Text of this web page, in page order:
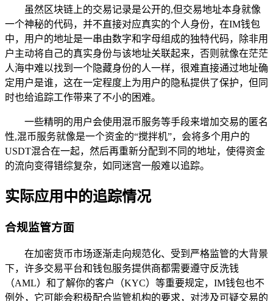
虽然区块链上的交易记录是公开的,但交易地址本身就像
一个神秘的代码，并不直接对应真实的个人身份，在IM钱包
中，用户的地址是一串由数字和字母组成的独特代码，除非用
户主动将自己的真实身份与该地址关联起来，否则就像在茫茫
人海中难以找到一个隐藏身份的人一样，很难直接通过地址确
定用户是谁，这在一定程度上为用户的隐私提供了保护，但同
时也给追踪工作带来了不小的困难。
一些精明的用户会使用混币服务等手段来增加交易的匿名
性,混币服务就像是一个资金的“搅拌机”，会将多个用户的
USDT混合在一起，然后再重新分配到不同的地址，使得资金
的流向变得错综复杂，如同迷宫一般难以追踪。
实际应用中的追踪情况
合规监管方面
在加密货币市场逐渐走向规范化、受到严格监管的大背景
下，许多交易平台和钱包服务提供商都需要遵守反洗钱
（AML）和了解你的客户（KYC）等重要规定，IM钱包也不
例外，它可能会积极配合监管机构的要求，对涉及可疑交易的